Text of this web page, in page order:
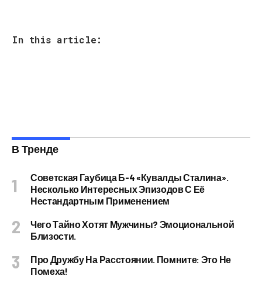
In this article:
В Тренде
Советская Гаубица Б-4 «Кувалды Сталина».
Несколько Интересных Эпизодов С Её
Нестандартным Применением
Чего Тайно Хотят Мужчины? Эмоциональной
Близости.
Про Дружбу На Расстоянии. Помните: Это Не
Помеха!